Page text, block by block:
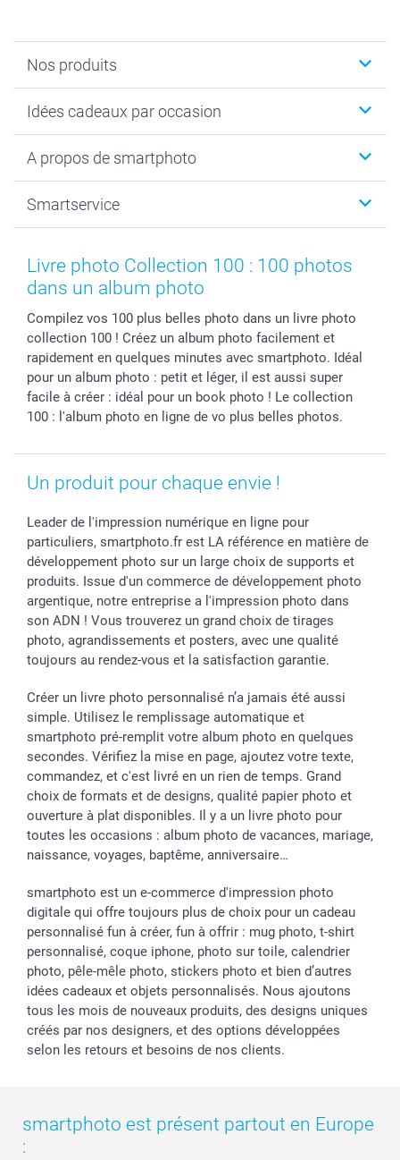
Nos produits
Calendrier photo & Agenda photo
Tirage photo & agrandissement
Faire-part & Cartes
Coques smartphone
Stickers & Etiquettes
Dénicheur d'idées cadeau
Idées cadeaux par occasion
Anniversaire
Naissance & baptême
Fête des Mères
Fête des Pères
Baptême
Toussaint
Rentrée des classes
Saint-Valentin
Vacances
A propos de smartphoto
Plan du site
Droit de rétraction
Plaintes
Gestion des cookies
Tarifs
Partenariats & Influence
Investisseurs
Smartservice
Aide
smartbonus
Livraison
Modes de paiement
Grandes quantités
Statut de ma commande
Livre photo Collection 100 : 100 photos
dans un album photo
Compilez vos 100 plus belles photo dans un livre photo
collection 100 ! Créez un album photo facilement et
rapidement en quelques minutes avec smartphoto. Idéal
pour un album photo : petit et léger, il est aussi super
facile à créer : idéal pour un book photo ! Le collection
100 : l'album photo en ligne de vo plus belles photos.
Un produit pour chaque envie !
Leader de l'impression numérique en ligne pour
particuliers, smartphoto.fr est LA référence en matière de
développement photo sur un large choix de supports et
produits. Issue d'un commerce de développement photo
argentique, notre entreprise a l'impression photo dans
son ADN ! Vous trouverez un grand choix de tirages
photo, agrandissements et posters, avec une qualité
toujours au rendez-vous et la satisfaction garantie.
Créer un livre photo personnalisé n’a jamais été aussi
simple. Utilisez le remplissage automatique et
smartphoto pré-remplit votre album photo en quelques
secondes. Vérifiez la mise en page, ajoutez votre texte,
commandez, et c'est livré en un rien de temps. Grand
choix de formats et de designs, qualité papier photo et
ouverture à plat disponibles. Il y a un livre photo pour
toutes les occasions : album photo de vacances, mariage,
naissance, voyages, baptême, anniversaire…
smartphoto est un e-commerce d'impression photo
digitale qui offre toujours plus de choix pour un cadeau
personnalisé fun à créer, fun à offrir : mug photo, t-shirt
personnalisé, coque iphone, photo sur toile, calendrier
photo, pêle-mêle photo, stickers photo et bien d’autres
idées cadeaux et objets personnalisés. Nous ajoutons
tous les mois de nouveaux produits, des designs uniques
créés par nos designers, et des options développées
selon les retours et besoins de nos clients.
smartphoto est présent partout en Europe
: